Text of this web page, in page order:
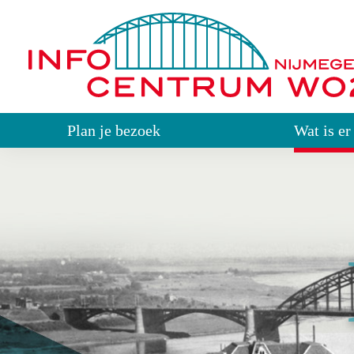
Plan je bezoek Wat is er